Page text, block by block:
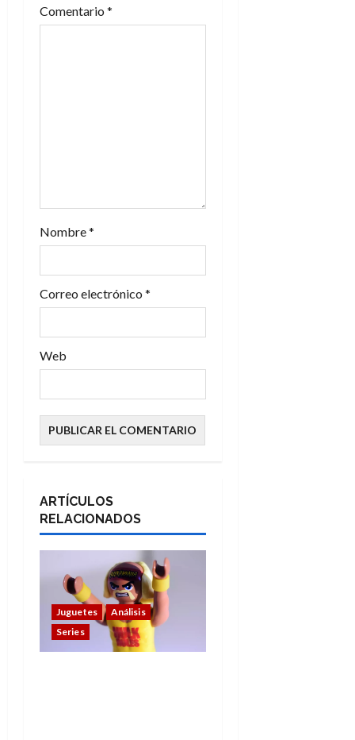
d
a
d
a
Comentario *
Nombre*
Correo electrónico *
Web
ARTÍCULOS
RELACIONADOS
Juguetes
Análisis
Series